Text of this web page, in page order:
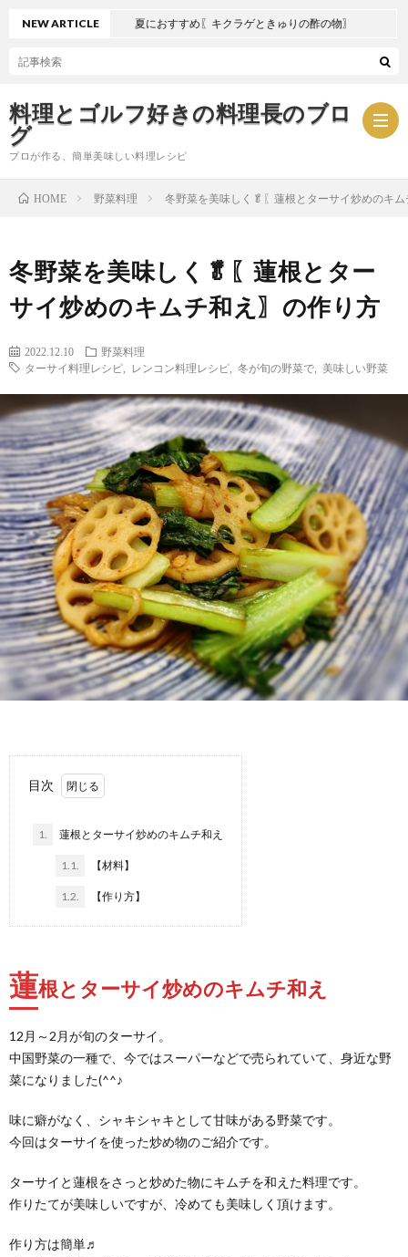
料理とゴルフ好きの料理長のブロ
グ
プロが作る、簡単美味しい料理レシピ
合
せ
イ
シ
ー
ポ
リ
シ
NEW ARTICLE 夏におすすめ〖キクラゲときゅりの酢の物〗
HOME 野菜料理 冬野菜を美味しく🥬〖蓮根とターサイ炒めのキ
冬野菜を美味しく🥬〖蓮根とター
サイ炒めのキムチ和え〗の作り方
2022.12.10
野菜料理
ターサイ料理レシピ
レンコン料理レシピ 冬が旬の野菜で 美味しい野菜
目次
1. 蓮根とターサイ炒めのキムチ和え
1.1. 【材料】
1.2. 【作り方】
蓮根とターサイ炒めのキムチ和え
12月～2月が旬のターサイ。
中国野菜の一種で、今ではスーパーなどで売られていて、身近な野
菜になりました(^^♪
味に癖がなく、シャキシャキとして甘味がある野菜です。
今回はターサイを使った炒め物のご紹介です。
ターサイと蓮根をさっと炒めた物にキムチを和えた料理です。
作りたてが美味しいですが、冷めても美味しく頂けます。
作り方は簡単♬